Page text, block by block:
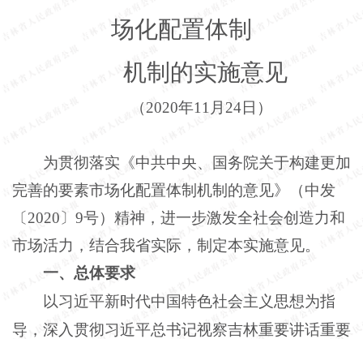
场化配置体制
机制的实施意见
（2020年11月24日）
为贯彻落实《中共中央、国务院关于构建更加
完善的要素市场化配置体制机制的意见》（中发
〔2020〕9号）精神，进一步激发全社会创造力和
市场活力，结合我省实际，制定本实施意见。
一、总体要求
以习近平新时代中国特色社会主义思想为指
导，深入贯彻习近平总书记视察吉林重要讲话重要